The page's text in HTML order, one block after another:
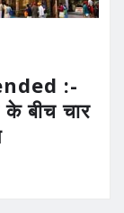
:-
बीच चार